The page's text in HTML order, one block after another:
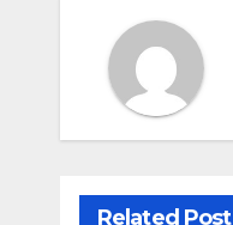
Related Post